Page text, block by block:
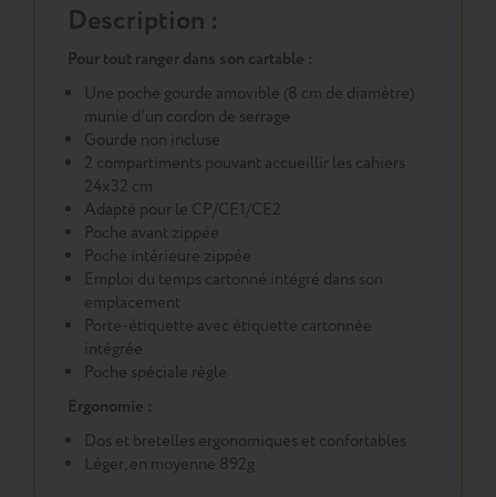
Description :
Pour tout ranger dans son cartable :
Une poche gourde amovible (8 cm de diamètre)
munie d'un cordon de serrage
Gourde non incluse
2 compartiments pouvant accueillir les cahiers
24x32 cm
Adapté pour le CP/CE1/CE2
Poche avant zippée
Poche intérieure zippée
Emploi du temps cartonné intégré dans son
emplacement
Porte-étiquette avec étiquette cartonnée
intégrée
Poche spéciale règle
Ergonomie :
Dos et bretelles ergonomiques et confortables
Léger, en moyenne 892g